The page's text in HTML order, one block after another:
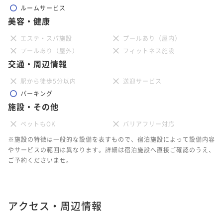
ルームサービス
美容・健康
エステ・スパ施設
プールあり（屋内）
プールあり（屋外）
フィットネス施設
交通・周辺情報
駅から徒歩5分以内
送迎サービス
パーキング
施設・その他
ペットもOK
バリアフリー対応
※施設の特徴は一般的な設備を表すもので、宿泊施設によって設備内容
やサービスの範囲は異なります。詳細は宿泊施設へ直接ご確認のうえ、
ご予約くださいませ。
アクセス・周辺情報